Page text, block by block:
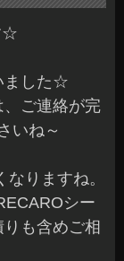
☆
ました☆
ご連絡が完
いね～
りますね。
シー
も含めご相